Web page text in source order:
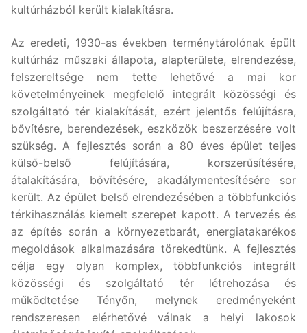
kultúrházból került kialakításra.
Az eredeti, 1930-as években terménytárolónak épült
kultúrház műszaki állapota, alapterülete, elrendezése,
felszereltsége nem tette lehetővé a mai kor
követelményeinek megfelelő integrált közösségi és
szolgáltató tér kialakítását, ezért jelentős felújításra,
bővítésre, berendezések, eszközök beszerzésére volt
szükség. A fejlesztés során a 80 éves épület teljes
külső-belső felújítására, korszerűsítésére,
átalakítására, bővítésére, akadálymentesítésére sor
került. Az épület belső elrendezésében a többfunkciós
térkihasználás kiemelt szerepet kapott. A tervezés és
az építés során a környezetbarát, energiatakarékos
megoldások alkalmazására törekedtünk. A fejlesztés
célja egy olyan komplex, többfunkciós integrált
közösségi és szolgáltató tér létrehozása és
működtetése Tényőn, melynek eredményeként
rendszeresen elérhetővé válnak a helyi lakosok